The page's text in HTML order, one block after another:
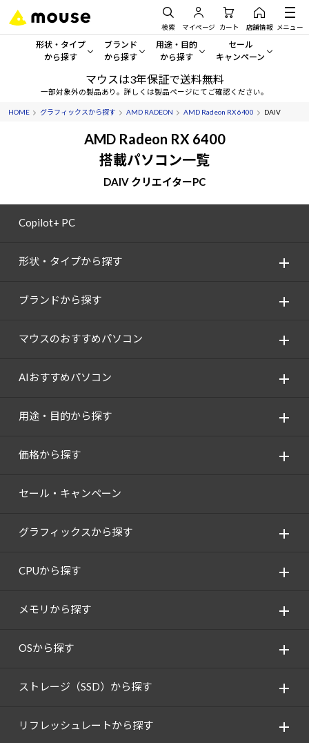
検索 マイページ カート 店舗情報 メニュー
形状・タイプ
から探す
形状・タイプから探す をすべてみる
デスクトップPC
サーバー
ブランド
から探す
mouse
G TUNE
DAIV
用途・目的
から探す
一般向けパソコン
ゲーミングPC・ゲーム向けパソコン
ビジネス向けパソコン
セール
キャンペーン
セール・キャンペー
期間限定セール
マウスは3年保証で送料無料
一部対象外の製品あり。詳しくは製品ページにてご確認ください。
HOME グラフィックスから探す AMD RADEON AMD Radeon RX 6400 DAIV
AMD Radeon RX 6400
搭載パソコン一覧
DAIV クリエイターPC
Copilot+ PC
形状・タイプから探す
ブランドから探す
マウスのおすすめパソコン
AIおすすめパソコン
用途・目的から探す
価格から探す
セール・キャンペーン
グラフィックスから探す
CPUから探す
メモリから探す
OSから探す
ストレージ（SSD）から探す
リフレッシュレートから探す